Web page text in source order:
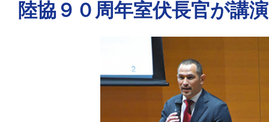
陸協９０周年室伏長官が講演